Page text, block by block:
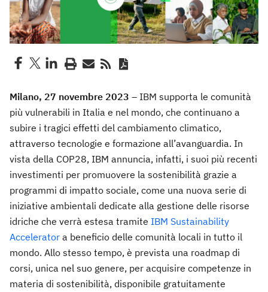
Milano, 27 novembre 2023 – IBM supporta le comunità
più vulnerabili in Italia e nel mondo, che continuano a
subire i tragici effetti del cambiamento climatico,
attraverso tecnologie e formazione all’avanguardia. In
vista della COP28, IBM annuncia, infatti, i suoi più recenti
investimenti per promuovere la sostenibilità grazie a
programmi di impatto sociale, come una nuova serie di
iniziative ambientali dedicate alla gestione delle risorse
idriche che verrà estesa tramite IBM Sustainability
Accelerator a beneficio delle comunità locali in tutto il
mondo. Allo stesso tempo, è prevista una roadmap di
corsi, unica nel suo genere, per acquisire competenze in
materia di sostenibilità, disponibile gratuitamente